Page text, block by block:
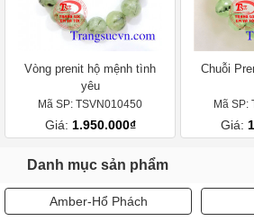
Vòng prenit hộ mệnh tình
yêu
Mã SP: TSVN010450
Giá: 1.950.000₫
Chuỗi
Mã SP:
Giá:
Danh mục sản phẩm
Amber-Hổ Phách